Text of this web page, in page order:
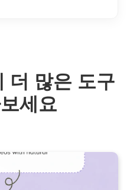
더 많은 도구
세요